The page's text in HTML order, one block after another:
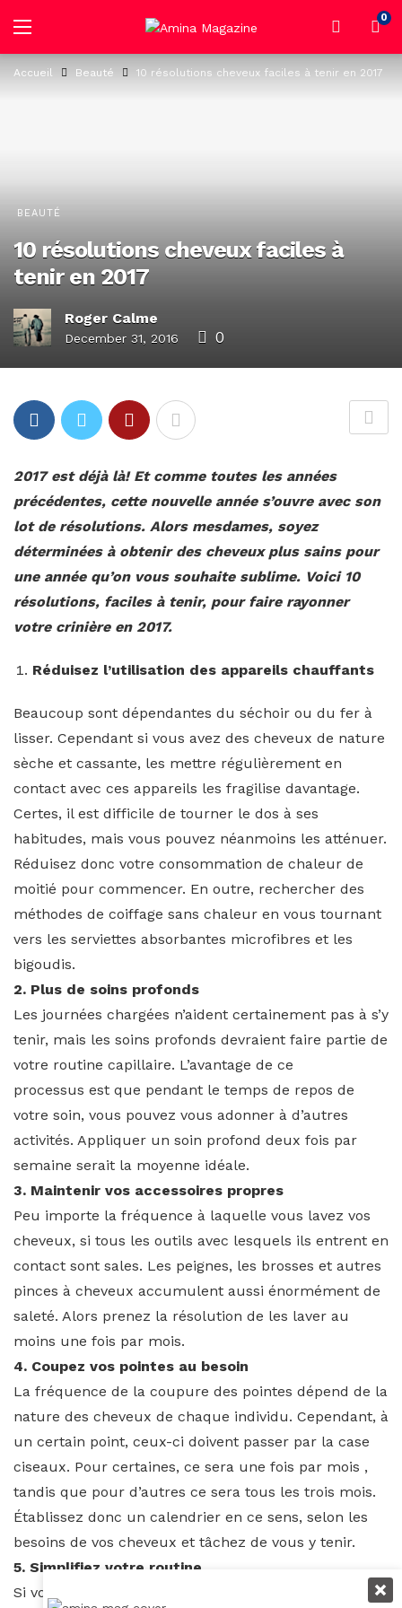
0
Accueil Beauté 10 résolutions cheveux faciles à tenir en 2017
BEAUTÉ
10 résolutions cheveux faciles à
tenir en 2017
Roger Calme
December 31, 2016 0
2017 est déjà là! Et comme toutes les années
précédentes, cette nouvelle année s’ouvre avec son
lot de résolutions. Alors mesdames, soyez
déterminées à obtenir des cheveux plus sains pour
une année qu’on vous souhaite sublime. Voici 10
résolutions, faciles à tenir, pour faire rayonner
votre crinière en 2017.
Réduisez l’utilisation des appareils chauffants
Beaucoup sont dépendantes du séchoir ou du fer à
lisser. Cependant si vous avez des cheveux de nature
sèche et cassante, les mettre régulièrement en
contact avec ces appareils les fragilise davantage.
Certes, il est difficile de tourner le dos à ses
habitudes, mais vous pouvez néanmoins les atténuer.
Réduisez donc votre consommation de chaleur de
moitié pour commencer. En outre, rechercher des
méthodes de coiffage sans chaleur en vous tournant
vers les serviettes absorbantes microfibres et les
bigoudis.
2. Plus de soins profonds
Les journées chargées n’aident certainement pas à s’y
tenir, mais les soins profonds devraient faire partie de
votre routine capillaire. L’avantage de ce
processus est que pendant le temps de repos de
votre soin, vous pouvez vous adonner à d’autres
activités. Appliquer un soin profond deux fois par
semaine serait la moyenne idéale.
3. Maintenir vos accessoires propres
Peu importe la fréquence à laquelle vous lavez vos
cheveux, si tous les outils avec lesquels ils entrent en
contact sont sales. Les peignes, les brosses et autres
pinces à cheveux accumulent aussi énormément de
saleté. Alors prenez la résolution de les laver au
moins une fois par mois.
4. Coupez vos pointes au besoin
La fréquence de la coupure des pointes dépend de la
nature des cheveux de chaque individu. Cependant, à
un certain point, ceux-ci doivent passer par la case
ciseaux. Pour certaines, ce sera une fois par mois ,
tandis que pour d’autres ce sera tous les trois mois.
Établissez donc un calendrier en ce sens, selon les
besoins de vos cheveux et tâchez de vous y tenir.
5. Simplifiez votre routine
Si vous sentez dépasser par votre routine capillaire,